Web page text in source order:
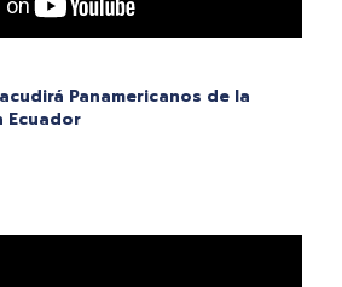
Panamericanos de la
Ecuador